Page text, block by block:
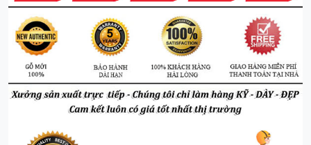
Hường Ngân đảm bảo về chất gỗ, Xưởng sản xuất - Giá xuất
xưởng
Chính sách đang áp dụng : "
Mua nhiều giảm nhiều. Quý
khách liên hệ Hotline để có giá ưu đãi"